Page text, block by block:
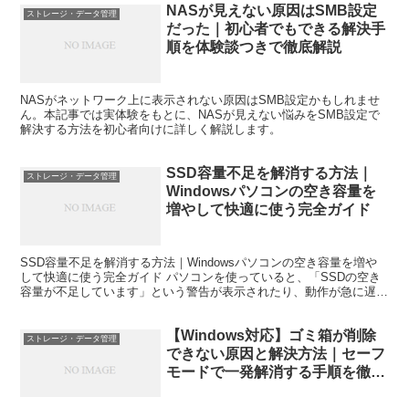
ストレージ・データ管理
NASが見えない原因はSMB設定
だった｜初心者でもできる解決手
順を体験談つきで徹底解説
NASがネットワーク上に表示されない原因はSMB設定かもしれませ
ん。本記事では実体験をもとに、NASが見えない悩みをSMB設定で
解決する方法を初心者向けに詳しく解説します。
ストレージ・データ管理
SSD容量不足を解消する方法｜
Windowsパソコンの空き容量を
増やして快適に使う完全ガイド
SSD容量不足を解消する方法｜Windowsパソコンの空き容量を増や
して快適に使う完全ガイド パソコンを使っていると、「SSDの空き
容量が不足しています」という警告が表示されたり、動作が急に遅く
ストレージ・データ管理
【Windows対応】ゴミ箱が削除
できない原因と解決方法｜セーフ
モードで一発解消する手順を徹底